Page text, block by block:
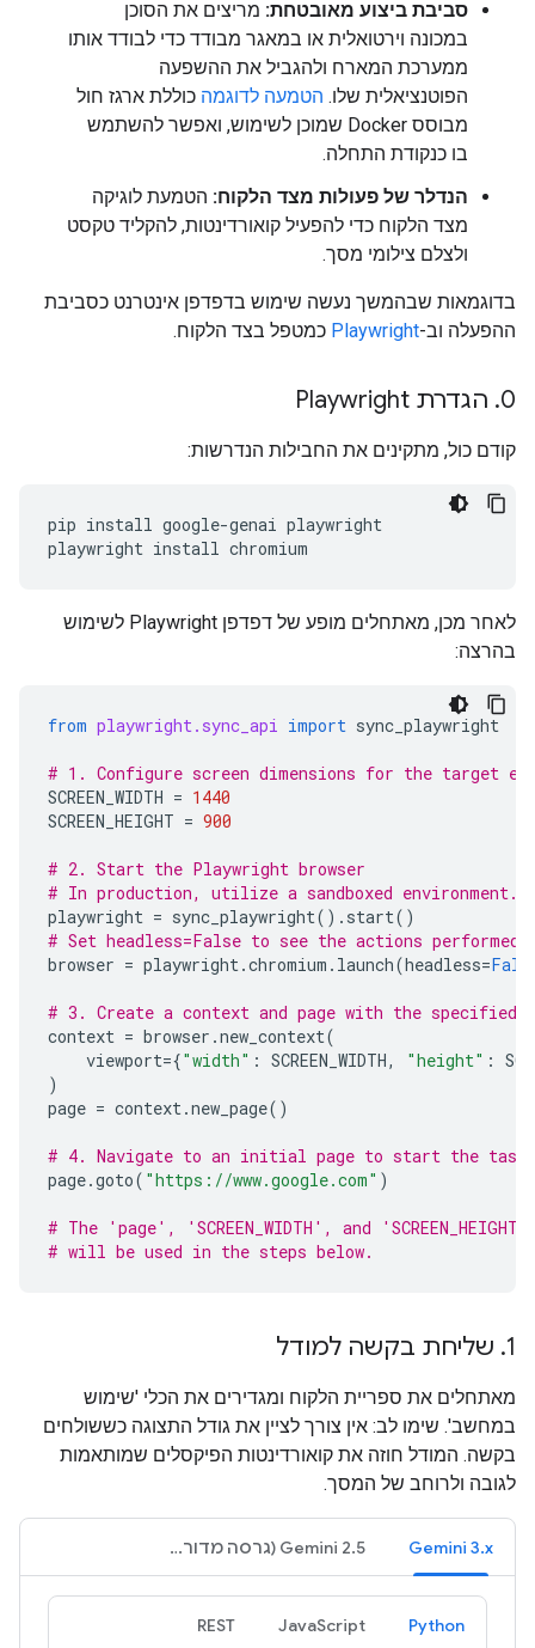
סביבת ביצוע מאובטחת: מריצים את הסוכן
במכונה וירטואלית או במאגר מבודד כדי לבודד אותו
ממערכת המארח ולהגביל את ההשפעה
הפוטנציאלית שלו. הטמעה לדוגמה כוללת ארגז חול
מבוסס Docker שמוכן לשימוש, ואפשר להשתמש
בו כנקודת התחלה.
הנדלר של פעולות מצד הלקוח: הטמעת לוגיקה
מצד הלקוח כדי להפעיל קואורדינטות, להקליד טקסט
ולצלם צילומי מסך.
בדוגמאות שבהמשך נעשה שימוש בדפדפן אינטרנט כסביבת
ההפעלה וב-Playwright כמטפל בצד הלקוח.
‫0
. הגדרת Playwright
קודם כול, מתקינים את החבילות הנדרשות:
pip install google-genai playwright
playwright install
לאחר מכן, מאתחלים מופע של דפדפן Playwright לשימוש
בהרצה:
from playwright.sync_api import sync_playwright
# 1. Configure screen dimensions for the target
SCREEN_WIDTH = 1440
SCREEN_HEIGHT = 900
# 2. Start the Playwright browser
# In production, utilize a sandboxed environment.
playwright = sync_playwright() . start()
# Set headless=False to see the actions performed
browser = playwright.chromium . launch(headless=
# 3. Create a context and page with the specified
context = browser .new_context(
viewport={"width" : SCREEN_WIDTH, "height" :
)
page = context.new_page()
# 4. Navigate to an initial page to start the task
page.goto( "https://www.google.com" )
# The 'page', 'SCREEN_WIDTH', and
# will be used in the steps below.
1
. שליחת בקשה למודל
מאתחלים את ספריית הלקוח ומגדירים את הכלי 'שימוש
במחשב'. שימו לב: אין צורך לציין את גודל התצוגה כששולחים
בקשה. המודל חוזה את קואורדינטות הפיקסלים שמותאמות
לגובה ולרוחב של המסך.
‫Gemini 3.x ‫Gemini 2.5 (גרסה מדור קודם)
Python
JavaScript
REST